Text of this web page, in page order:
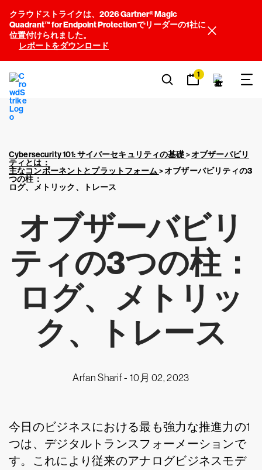
クラウドストライクは、2026 Gartner® Magic
Quadrant™ for Endpoint Protectionでリーダーの1社に
位置付けられました。
レポートをダウンロード
1
Cybersecurity 101: サイバーセキュリティの基礎>オブザーバビリ
ティとは：
主なコンポーネントとプラットフォーム>オブザーバビリティの3
つの柱：
ログ、メトリック、トレース
オブザーバビリ
ティの3つの柱：
ログ、メトリッ
ク、トレース
Arfan Sharif - 10月 02, 2023
今日のビジネスにおける最も強力な推進力の1
つは、デジタルトランスフォーメーションで
す。これにより従来のアナログビジネスモデ